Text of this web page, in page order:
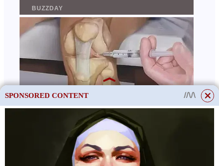
SPONSORED CONTENT